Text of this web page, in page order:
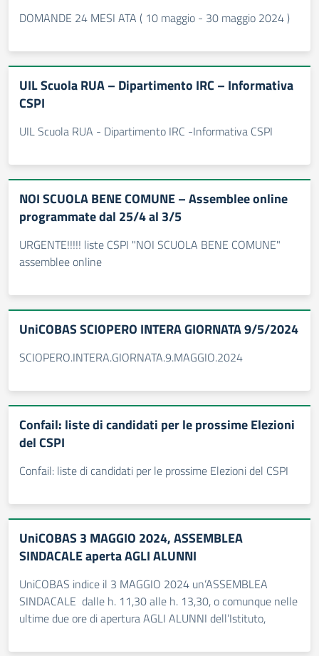
DOMANDE 24 MESI ATA ( 10 maggio - 30 maggio 2024 )
UIL Scuola RUA – Dipartimento IRC – Informativa
CSPI
UIL Scuola RUA - Dipartimento IRC -Informativa CSPI
NOI SCUOLA BENE COMUNE – Assemblee online
programmate dal 25/4 al 3/5
URGENTE!!!!! liste CSPI "NOI SCUOLA BENE COMUNE"
assemblee online
UniCOBAS SCIOPERO INTERA GIORNATA 9/5/2024
SCIOPERO.INTERA.GIORNATA.9.MAGGIO.2024
Confail: liste di candidati per le prossime Elezioni
del CSPI
Confail: liste di candidati per le prossime Elezioni del CSPI
UniCOBAS 3 MAGGIO 2024, ASSEMBLEA
SINDACALE aperta AGLI ALUNNI
UniCOBAS indice il 3 MAGGIO 2024 un’ASSEMBLEA
SINDACALE dalle h. 11,30 alle h. 13,30, o comunque nelle
ultime due ore di apertura AGLI ALUNNI dell’Istituto,